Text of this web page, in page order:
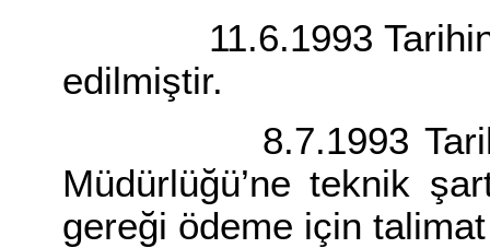
11.6.1993 Tarihinde
edilmiştir.
8.7.1993 Tarih ve
Müdürlüğü’ne teknik
gereği ödeme için talimat